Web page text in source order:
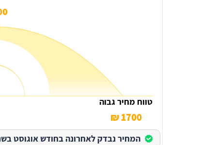
₪
טווח מחיר גבוה
1700 ₪
המחיר נבדק לאחרונה בחודש אוגוסט בשנת